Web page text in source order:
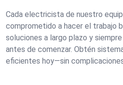
Cada electricista de nuestro
comprometido a hacer el trabajo
soluciones a largo plazo y
antes de comenzar. Obtén
eficientes hoy—sin